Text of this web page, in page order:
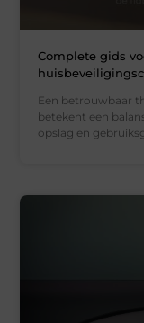
Complete gids
Een betrouwbaar
betekent een
opslag en